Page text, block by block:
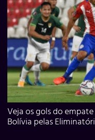
Veja os gols do
Bolívia pelas